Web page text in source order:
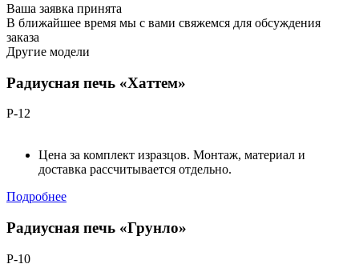
Ваша заявка принята
В ближайшее время мы с вами свяжемся для обсуждения
заказа
Другие модели
Радиусная печь «Хаттем»
Р-12
Цена за комплект изразцов. Монтаж, материал и
доставка рассчитывается отдельно.
Подробнее
Радиусная печь «Грунло»
Р-10